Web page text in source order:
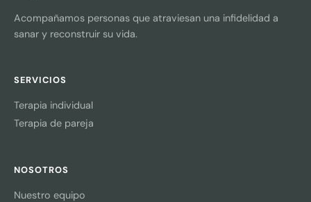
Acompañamos personas que atraviesan una infidelidad a
sanar y reconstruir su vida.
SERVICIOS
Terapia individual
Terapia de pareja
NOSOTROS
Nuestro equipo